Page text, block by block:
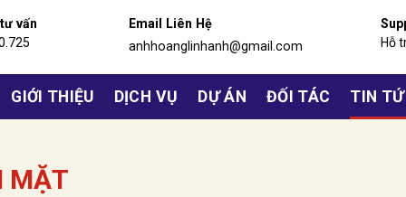
vấn
Email Liên Hệ
anhhoanglinhanh@gmail.com
Hỗ
GIỚI THIỆU DỊCH VỤ DỰ ÁN ĐỐI TÁC TIN
MẶT